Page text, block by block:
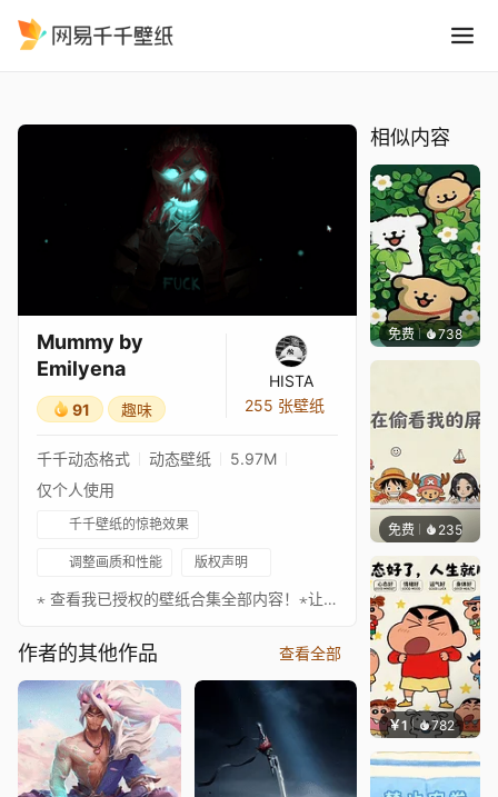
Mummy by
Emilyena
91 趣味
HISTA
255 张壁纸
千千动态格式 动态壁纸
5.97M
仅个人使用
千千壁纸的惊艳效果
调整画质和性能 版权声明
⋆ 查看我已授权的壁纸合集全部内容！⋆让你的桌面更加出色！请务必关注以下艺术家，欣赏更多精彩作品！支持作者：https://www.artstation.com/emilyena如果你想支持我，可以考虑捐赠。你可以在这里查看支持者名单！Megan McDuffee - Don't Go In There
作者的其他作品 查看全部
相似内容
免费 738渔小小
免费 235渔小小
￥1 782渔小小